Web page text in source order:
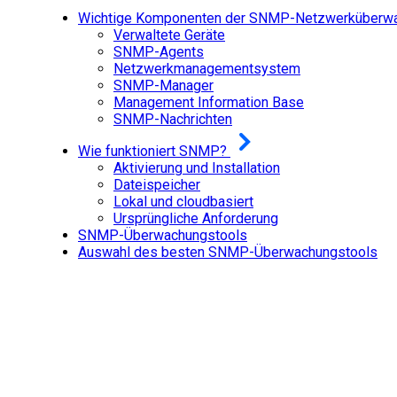
Wichtige Komponenten der SNMP-
Verwaltete Geräte
SNMP-Agents
Netzwerkmanagementsystem
SNMP-Manager
Management Information Base
SNMP-Nachrichten
Wie funktioniert SNMP?
Aktivierung und Installation
Dateispeicher
Lokal und cloudbasiert
Ursprüngliche Anforderung
SNMP-Überwachungstools
Auswahl des besten SNMP-Überwachungstools